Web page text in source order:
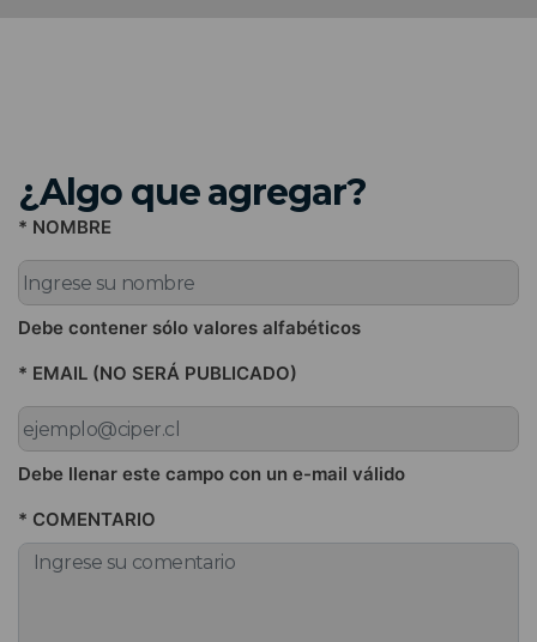
¿Algo que agregar?
* NOMBRE
Debe contener sólo valores alfabéticos
* EMAIL (NO SERÁ PUBLICADO)
Debe llenar este campo con un e-mail válido
* COMENTARIO